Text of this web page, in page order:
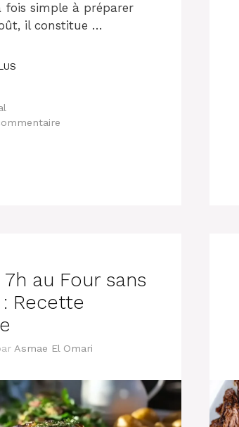
fois simple à préparer
il constitue …
au Four sans
Recette
Asmae El Omari